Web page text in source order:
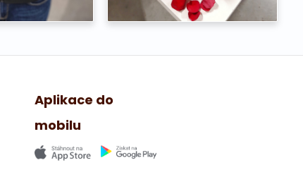
Aplikace do
mobilu